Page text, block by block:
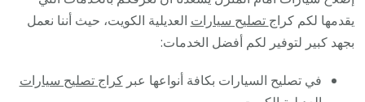
في
يقدمها لكم كراج تصليح سيارات العديلية الكويت، حيث أننا نعمل
بجهد كبير لتوفير لكم أفضل الخدمات:
في تصليح السيارات بكافة أنواعها عبركراج تصليح سيارات